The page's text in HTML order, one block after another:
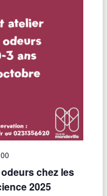
chez les
2025